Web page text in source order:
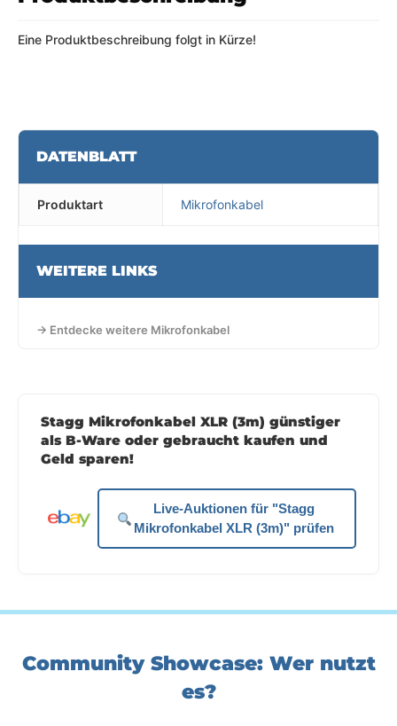
Eine Produktbeschreibung folgt in Kürze!
DATENBLATT
Produktart Mikrofonkabel
WEITERE LINKS
→ Entdecke weitere Mikrofonkabel
Stagg Mikrofonkabel XLR (3m) günstiger
als B-Ware oder gebraucht kaufen und
Geld sparen!
Live-Auktionen für "Stagg
Mikrofonkabel XLR (3m)" prüfen
Community Showcase: Wer nutzt
es?